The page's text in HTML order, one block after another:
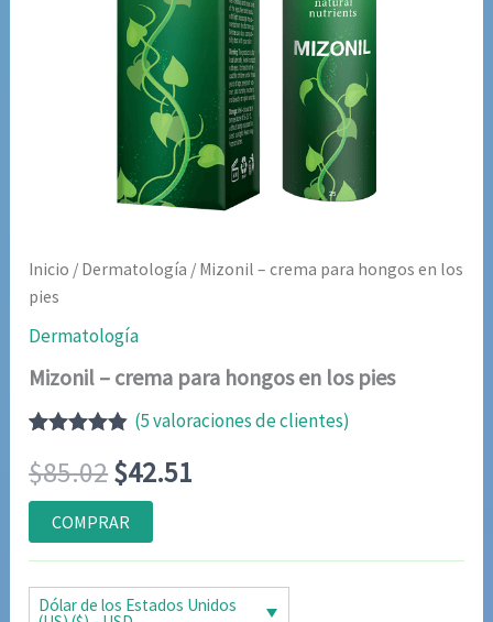
Inicio / Dermatología / Mizonil – crema para hongos en los
pies
Dermatología
Mizonil – crema para hongos en los pies
con4.80de
5 en base
a
valoraciones
de clientes
(5valoraciones de clientes)
$85.02El
precio
original
era:
$42.51
actual
es:
COMPRAR
Dólar de los Estados Unidos